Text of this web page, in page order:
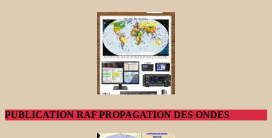
PUBLICATION RAF PROPAGATION DES ONDES